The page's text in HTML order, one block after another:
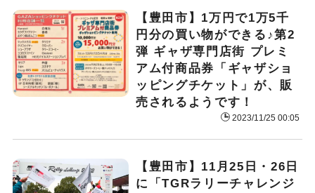
【豊田市】1万円で1万5千
円分の買い物ができる♪第2
弾 ギャザ専門店街 プレミ
アム付商品券「ギャザショ
ッピングチケット」が、販
売されるようです！
2023/11/25 00:05
【豊田市】11月25日・26日
に「TGRラリーチャレンジ